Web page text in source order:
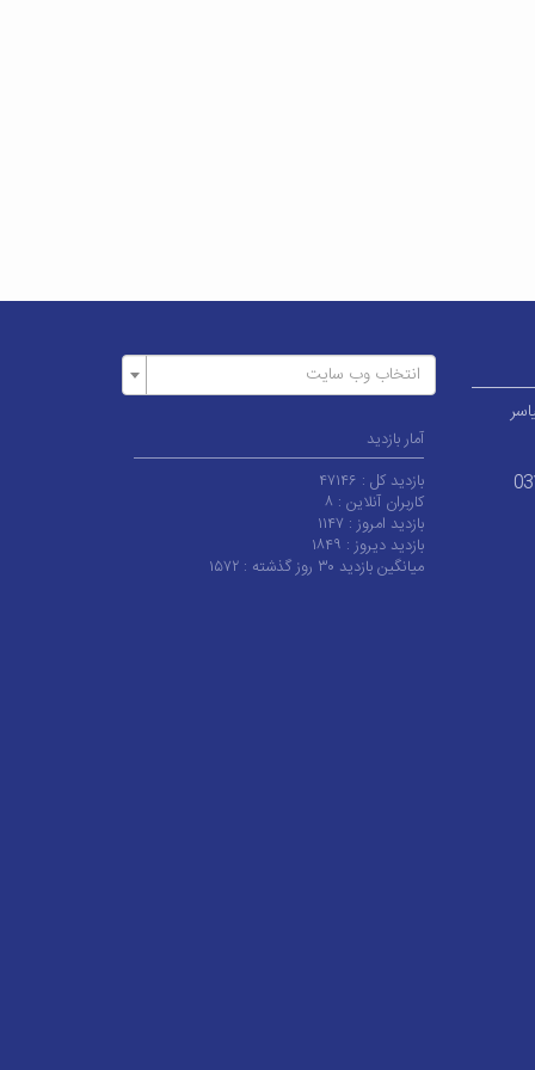
انتخاب وب سایت
آمار بازدید
بازدید کل : ۴۷۱۴۶
کاربران آنلاین : ۸
بازدید امروز : ۱۱۴۷
بازدید دیروز : ۱۸۴۹
میانگین بازدید ۳۰ روز گذشته :
۱۵۷۲